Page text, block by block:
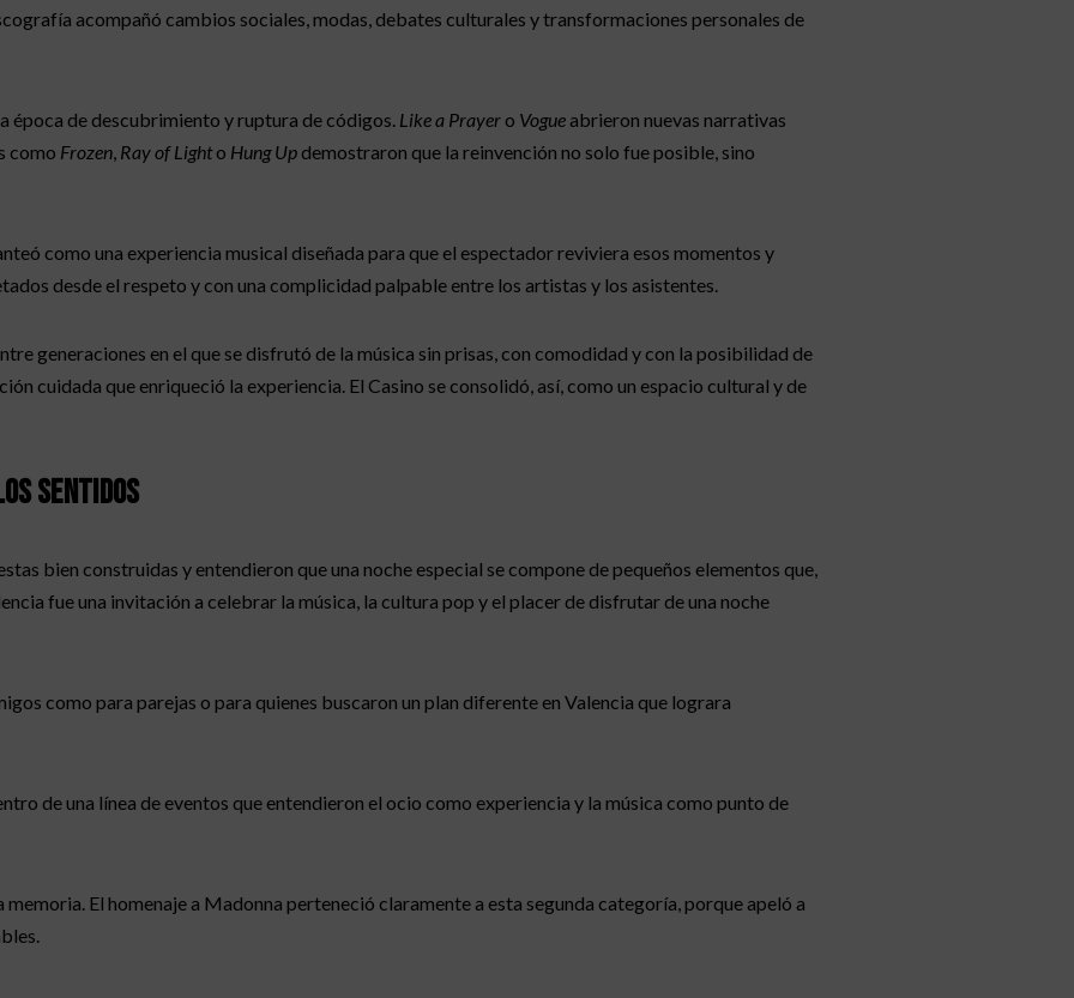
acompañó cambios sociales, modas, debates culturales y transformaciones personales de
época de descubrimiento y ruptura de códigos. Like a Prayer o Vogue abrieron nuevas narrativas
como Frozen, Ray of Lighto Hung Up demostraron que la reinvención no solo fue posible, sino
como una experiencia musical diseñada para que el espectador reviviera esos momentos y
desde el respeto y con una complicidad palpable entre los artistas y los asistentes.
generaciones en el que se disfrutó de la música sin prisas, con comodidad y con la posibilidad de
cuidada que enriqueció la experiencia. El Casino se consolidó, así, como un espacio cultural y de
sentidos
bien construidas y entendieron que una noche especial se compone de pequeños elementos que,
fue una invitación a celebrar la música, la cultura pop y el placer de disfrutar de una noche
como para parejas o para quienes buscaron un plan diferente en Valencia que lograra
de una línea de eventos que entendieron el ocio como experiencia y la música como punto de
El homenaje a Madonna perteneció claramente a esta segunda categoría, porque apeló a